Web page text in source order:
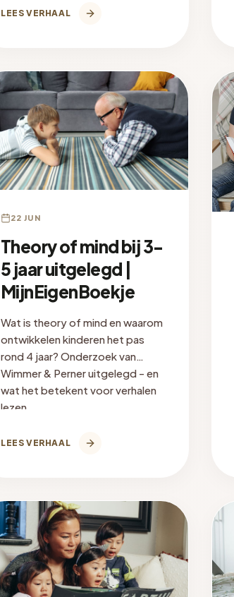
LEES VERHAAL
22 JUN
Theory of mind bij 3-
5 jaar uitgelegd |
MijnEigenBoekje
Wat is theory of mind en waarom
ontwikkelen kinderen het pas
rond 4 jaar? Onderzoek van
Wimmer & Perner uitgelegd - en
wat het betekent voor verhalen
lezen.
LEES VERHAAL